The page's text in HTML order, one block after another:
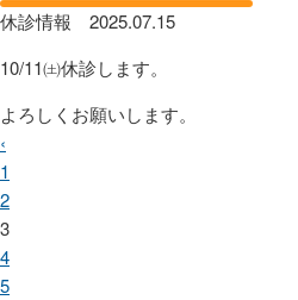
休診情報
2025.07.15
10/11㈯休診します。
よろしくお願いします。
‹
1
2
3
4
5